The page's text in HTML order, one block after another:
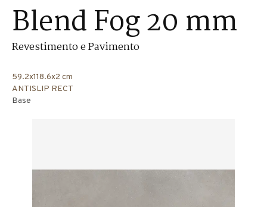
Blend Fog 20 mm
Revestimento e Pavimento
59.2x118.6x2 cm
ANTISLIP RECT
Base